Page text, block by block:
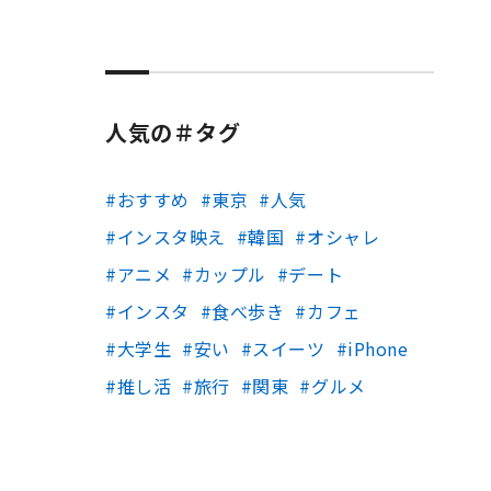
人気の＃タグ
おすすめ 東京
人気
インスタ映え
韓国
オシャレ
アニメ
カップル
デート
インスタ
食べ歩き
カフェ
大学生
安い スイーツ
iPhone
推し活
旅行 関東 グルメ